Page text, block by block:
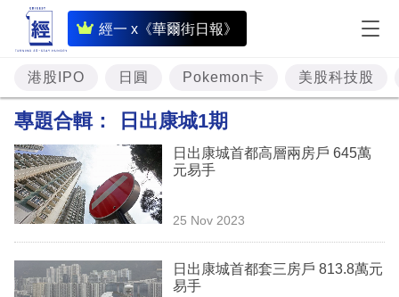
經一 x《華爾街日報》
即
時
財
經
投
資
樓
市
港股IPO 日圓 Pokemon卡 美股科技股
專題合輯： 日出康城1期
日出康城首都高層兩房戶 645萬
元易手
25 Nov 2023
日出康城首都套三房戶 813.8萬元
易手